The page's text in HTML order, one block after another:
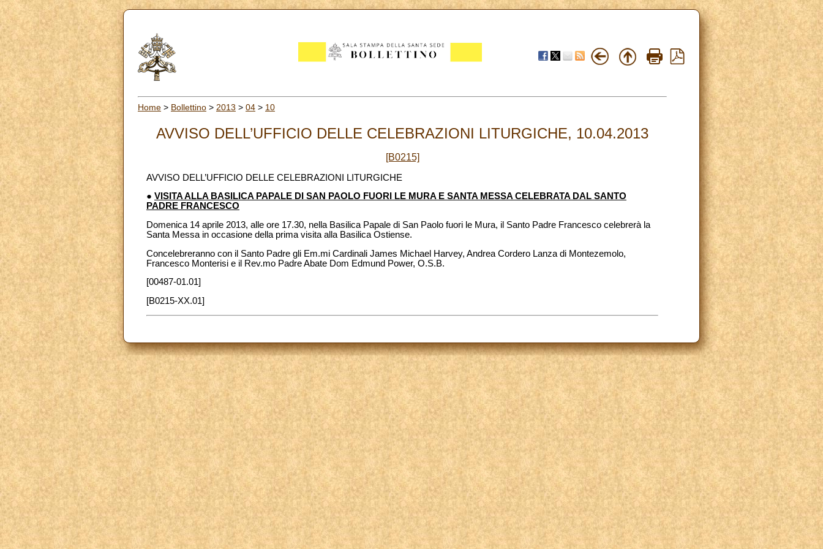
Home > Bollettino > 2013 > 04 > 10
AVVISO DELL’UFFICIO DELLE CELEBRAZIONI LITURGICHE, 10.04.2013
[B0215]
AVVISO DELL’UFFICIO DELLE CELEBRAZIONI LITURGICHE
● VISITA ALLA BASILICA PAPALE DI SAN PAOLO FUORI LE MURA E SANTA MESSA CELEBRATA DAL SANTO
PADRE FRANCESCO
Domenica 14 aprile 2013, alle ore 17.30, nella Basilica Papale di San Paolo fuori le Mura, il Santo Padre Francesco celebrerà la
Santa Messa in occasione della prima visita alla Basilica Ostiense.
Concelebreranno con il Santo Padre gli Em.mi Cardinali James Michael Harvey, Andrea Cordero Lanza di Montezemolo,
Francesco Monterisi e il Rev.mo Padre Abate Dom Edmund Power, O.S.B.
[00487-01.01]
[B0215-XX.01]